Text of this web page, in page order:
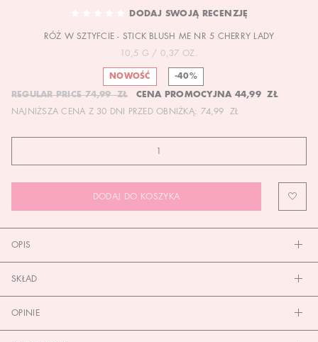
BEGINNING
GALLERY
DODAJ SWOJĄ RECENZJĘ
RÓŻ W SZTYFCIE - STICK BLUSH ME NR 5 CHERRY LADY
10,5 G / 0,37 OZ.
NOWOŚĆ -40%
CENA PROMOCYJNA 44,99 ZŁ
REGULAR PRICE 74,99 ZŁ
NAJNIŻSZA CENA Z 30 DNI PRZED OBNIŻKĄ: 74,99 ZŁ
DODAJ DO KOSZYKA
OPIS
SKŁAD
OPINIE